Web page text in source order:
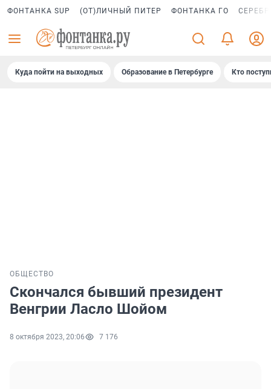
ФОНТАНКА SUP (ОТ)ЛИЧНЫЙ ПИТЕР ФОНТАНКА ГО
Куда пойти на выходных Образование в Петербурге Кто
ОБЩЕСТВО
Скончался бывший президент
Венгрии Ласло Шойом
8 октября 2023, 20:06 7 176